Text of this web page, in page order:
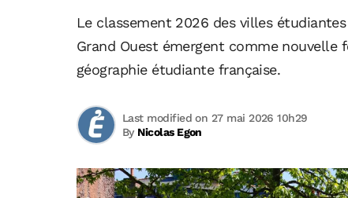
Le classement 2026 des villes
Grand Ouest émergent comme
géographie étudiante française.
By Nicolas Egon
Last modified on 27 mai 2026 10h29